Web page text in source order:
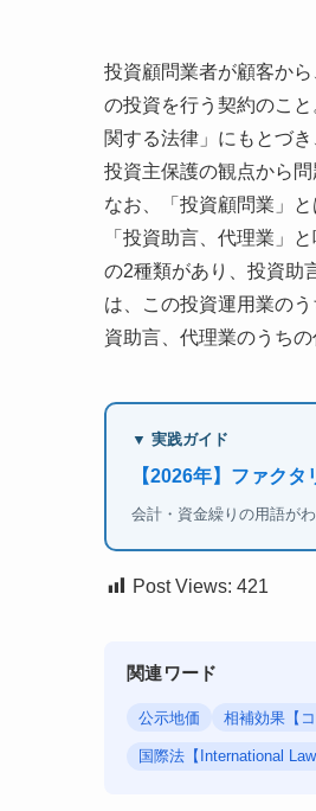
投資顧問業者が顧客か
の投資を行う契約のこ
関する法律」にもとづ
投資主保護の観点から問
なお、「投資顧問業」
「投資助言、代理業」
の2種類があり、投資助
は、この投資運用業の
資助言、代理業のうち
▼ 実践ガイド
【2026年】ファク
会計・資金繰りの用語が
Post Views: 421
関連ワード
公示地価 相補効果【
国際法【International Law